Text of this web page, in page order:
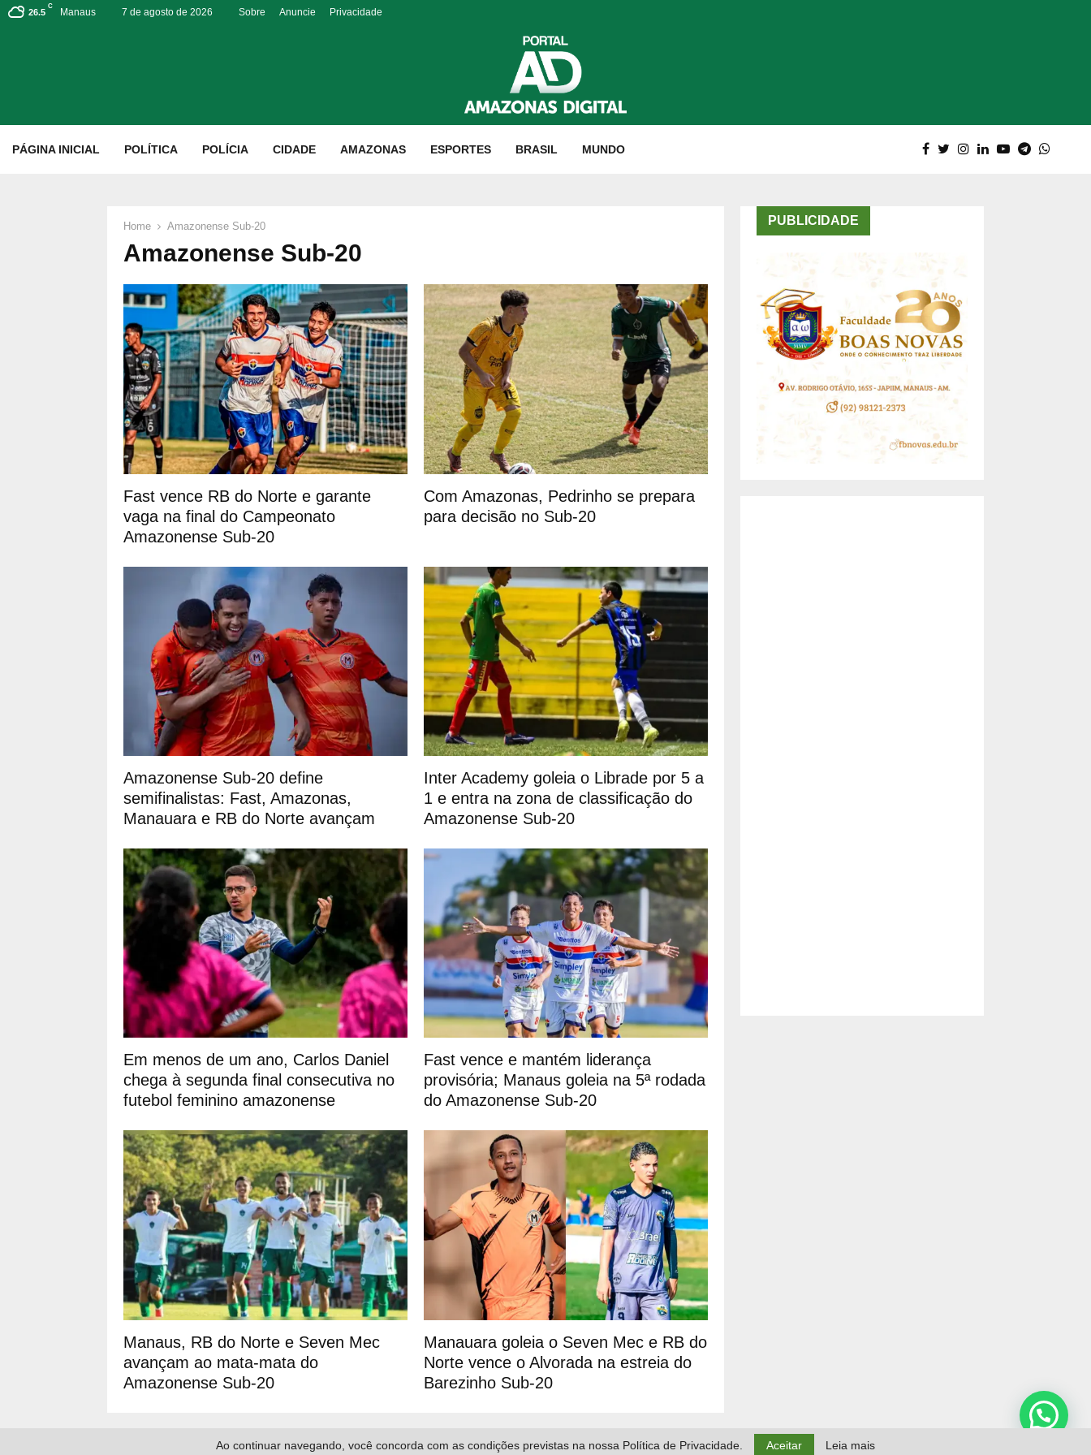
26.5
C
Manaus 7 de agosto de 2026 Sobre Anuncie Privacidade
PÁGINA INICIAL POLÍTICA POLÍCIA CIDADE AMAZONAS ESPORTES BRASIL MUNDO
Home Amazonense Sub-20
Amazonense Sub-20
Fast vence RB do Norte e garante
vaga na final do Campeonato
Amazonense Sub-20
Com Amazonas, Pedrinho se prepara
para decisão no Sub-20
Amazonense Sub-20 define
semifinalistas: Fast, Amazonas,
Manauara e RB do Norte avançam
Inter Academy goleia o Librade por 5 a
1 e entra na zona de classificação do
Amazonense Sub-20
Em menos de um ano, Carlos Daniel
chega à segunda final consecutiva no
futebol feminino amazonense
Fast vence e mantém liderança
provisória; Manaus goleia na 5ª rodada
do Amazonense Sub-20
Manaus, RB do Norte e Seven Mec
avançam ao mata‑mata do
Amazonense Sub‑20
Manauara goleia o Seven Mec e RB do
Norte vence o Alvorada na estreia do
Barezinho Sub-20
PUBLICIDADE
Ao continuar navegando, você concorda com as condições previstas na nossa Política de Privacidade. Aceitar Leia mais